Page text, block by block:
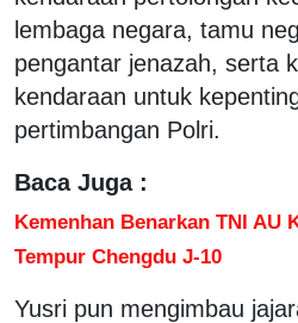
lembaga negara, tamu
pengantar jenazah, serta
kendaraan untuk
pertimbangan Polri.
Baca Juga :
Kemenhan Benarkan TNI AU
Tempur Chengdu J-10
Yusri pun mengimbau